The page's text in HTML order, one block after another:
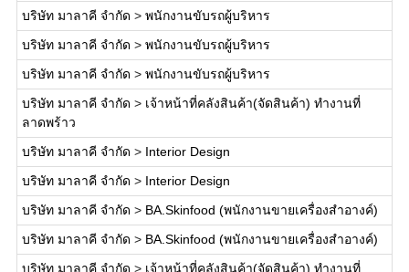
บริษัท มาลาคี จำกัด > พนักงานขับรถผู้บริหาร
บริษัท มาลาคี จำกัด > พนักงานขับรถผู้บริหาร
บริษัท มาลาคี จำกัด > พนักงานขับรถผู้บริหาร
บริษัท มาลาคี จำกัด > เจ้าหน้าที่คลังสินค้า(จัดสินค้า) ทำงานที่
ลาดพร้าว
บริษัท มาลาคี จำกัด > Interior Design
บริษัท มาลาคี จำกัด > Interior Design
บริษัท มาลาคี จำกัด > BA.Skinfood (พนักงานขายเครื่องสำอางค์)
บริษัท มาลาคี จำกัด > BA.Skinfood (พนักงานขายเครื่องสำอางค์)
บริษัท มาลาคี จำกัด > เจ้าหน้าที่คลังสินค้า(จัดสินค้า) ทำงานที่